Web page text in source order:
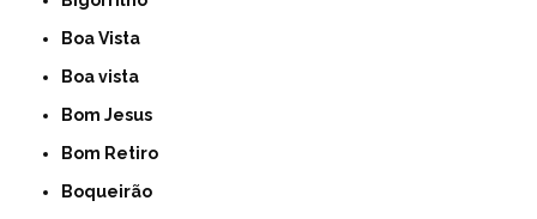
Boa Vista
Boa vista
Bom Jesus
Bom Retiro
Boqueirão